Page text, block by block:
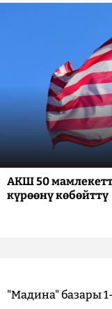
АКШ 50
күрөөнү көбөйттү
"Мадина" базары